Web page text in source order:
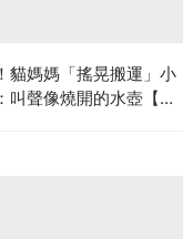
貓媽媽「搖晃搬運」小
聲像燒開的水壺【有